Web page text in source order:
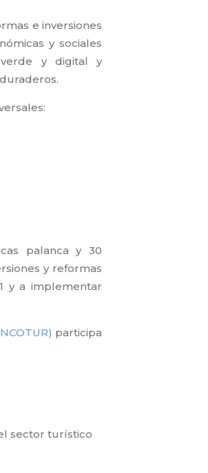
e inversiones
y sociales
y digital y
palanca y 30
y reformas
y a implementar
participa
sector turístico